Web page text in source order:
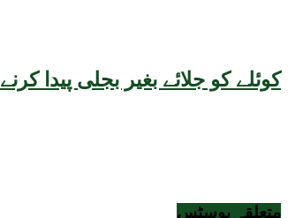
کوئلے کو جلائے بغیر بجلی پیدا
متعلقہ پوسٹس